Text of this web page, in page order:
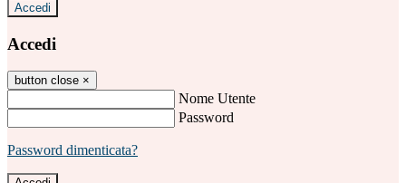
Accedi
Accedi
button close ×
Nome Utente
Password
Password dimenticata?